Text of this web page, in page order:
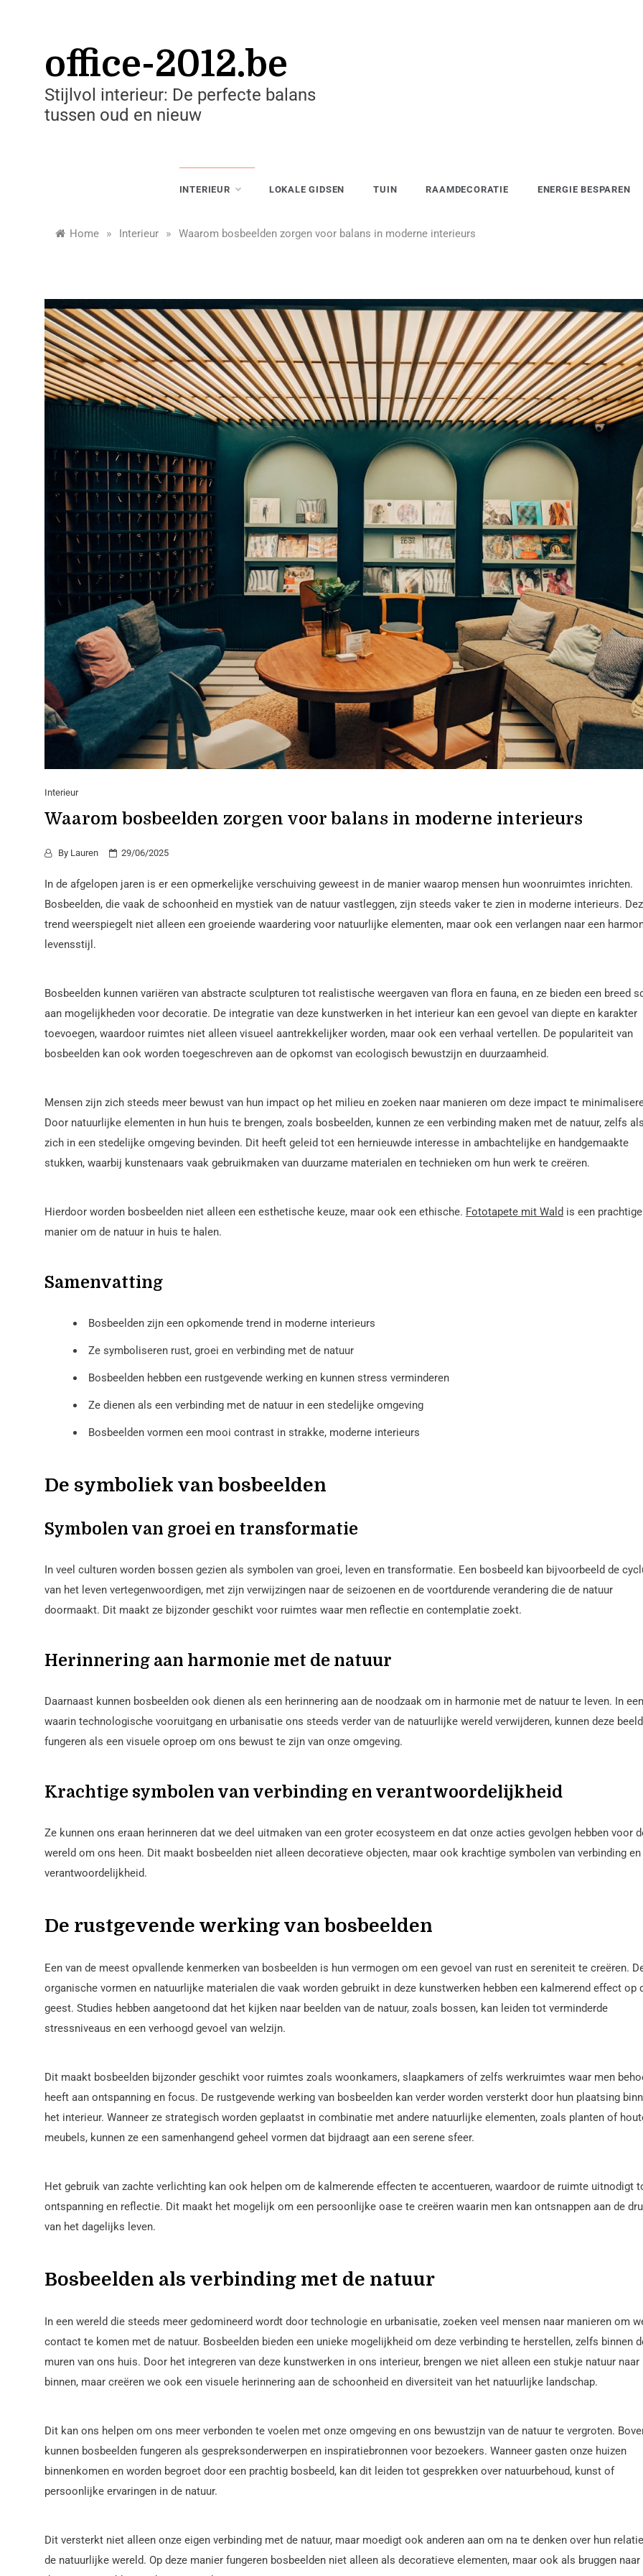
office-2012.be
Stijlvol interieur: De perfecte balans
tussen oud en nieuw
INTERIEUR LOKALE GIDSEN TUIN RAAMDECORATIE ENERGIE BESPAREN
Home » Interieur » Waarom bosbeelden zorgen voor balans in moderne interieurs
Interieur
Waarom bosbeelden zorgen voor balans in moderne interieurs
By Lauren 29/06/2025
In de afgelopen jaren is er een opmerkelijke verschuiving geweest in de manier waarop mensen hun woonruimtes inrichten.
Bosbeelden, die vaak de schoonheid en mystiek van de natuur vastleggen, zijn steeds vaker te zien in moderne interieurs.
trend weerspiegelt niet alleen een groeiende waardering voor natuurlijke elementen, maar ook een verlangen naar een
levensstijl.
Bosbeelden kunnen variëren van abstracte sculpturen tot realistische weergaven van flora en fauna, en ze bieden een breed
aan mogelijkheden voor decoratie. De integratie van deze kunstwerken in het interieur kan een gevoel van diepte en karakter
toevoegen, waardoor ruimtes niet alleen visueel aantrekkelijker worden, maar ook een verhaal vertellen. De populariteit van
bosbeelden kan ook worden toegeschreven aan de opkomst van ecologisch bewustzijn en duurzaamheid.
Mensen zijn zich steeds meer bewust van hun impact op het milieu en zoeken naar manieren om deze impact te
Door natuurlijke elementen in hun huis te brengen, zoals bosbeelden, kunnen ze een verbinding maken met de natuur, zelfs
zich in een stedelijke omgeving bevinden. Dit heeft geleid tot een hernieuwde interesse in ambachtelijke en handgemaakte
stukken, waarbij kunstenaars vaak gebruikmaken van duurzame materialen en technieken om hun werk te creëren.
Hierdoor worden bosbeelden niet alleen een esthetische keuze, maar ook een ethische. Fototapete mit Wald is een prachtige
manier om de natuur in huis te halen.
Samenvatting
Bosbeelden zijn een opkomende trend in moderne interieurs
Ze symboliseren rust, groei en verbinding met de natuur
Bosbeelden hebben een rustgevende werking en kunnen stress verminderen
Ze dienen als een verbinding met de natuur in een stedelijke omgeving
Bosbeelden vormen een mooi contrast in strakke, moderne interieurs
De symboliek van bosbeelden
Symbolen van groei en transformatie
In veel culturen worden bossen gezien als symbolen van groei, leven en transformatie. Een bosbeeld kan bijvoorbeeld de
van het leven vertegenwoordigen, met zijn verwijzingen naar de seizoenen en de voortdurende verandering die de natuur
doormaakt. Dit maakt ze bijzonder geschikt voor ruimtes waar men reflectie en contemplatie zoekt.
Herinnering aan harmonie met de natuur
Daarnaast kunnen bosbeelden ook dienen als een herinnering aan de noodzaak om in harmonie met de natuur te leven. In
waarin technologische vooruitgang en urbanisatie ons steeds verder van de natuurlijke wereld verwijderen, kunnen deze
fungeren als een visuele oproep om ons bewust te zijn van onze omgeving.
Krachtige symbolen van verbinding en verantwoordelijkheid
Ze kunnen ons eraan herinneren dat we deel uitmaken van een groter ecosysteem en dat onze acties gevolgen hebben voor
wereld om ons heen. Dit maakt bosbeelden niet alleen decoratieve objecten, maar ook krachtige symbolen van verbinding en
verantwoordelijkheid.
De rustgevende werking van bosbeelden
Een van de meest opvallende kenmerken van bosbeelden is hun vermogen om een gevoel van rust en sereniteit te creëren.
organische vormen en natuurlijke materialen die vaak worden gebruikt in deze kunstwerken hebben een kalmerend effect op
geest. Studies hebben aangetoond dat het kijken naar beelden van de natuur, zoals bossen, kan leiden tot verminderde
stressniveaus en een verhoogd gevoel van welzijn.
Dit maakt bosbeelden bijzonder geschikt voor ruimtes zoals woonkamers, slaapkamers of zelfs werkruimtes waar men
heeft aan ontspanning en focus. De rustgevende werking van bosbeelden kan verder worden versterkt door hun plaatsing
het interieur. Wanneer ze strategisch worden geplaatst in combinatie met andere natuurlijke elementen, zoals planten of
meubels, kunnen ze een samenhangend geheel vormen dat bijdraagt aan een serene sfeer.
Het gebruik van zachte verlichting kan ook helpen om de kalmerende effecten te accentueren, waardoor de ruimte uitnodigt
ontspanning en reflectie. Dit maakt het mogelijk om een persoonlijke oase te creëren waarin men kan ontsnappen aan de
van het dagelijks leven.
Bosbeelden als verbinding met de natuur
In een wereld die steeds meer gedomineerd wordt door technologie en urbanisatie, zoeken veel mensen naar manieren om
contact te komen met de natuur. Bosbeelden bieden een unieke mogelijkheid om deze verbinding te herstellen, zelfs binnen
muren van ons huis. Door het integreren van deze kunstwerken in ons interieur, brengen we niet alleen een stukje natuur naar
binnen, maar creëren we ook een visuele herinnering aan de schoonheid en diversiteit van het natuurlijke landschap.
Dit kan ons helpen om ons meer verbonden te voelen met onze omgeving en ons bewustzijn van de natuur te vergroten.
kunnen bosbeelden fungeren als gespreksonderwerpen en inspiratiebronnen voor bezoekers. Wanneer gasten onze huizen
binnenkomen en worden begroet door een prachtig bosbeeld, kan dit leiden tot gesprekken over natuurbehoud, kunst of
persoonlijke ervaringen in de natuur.
Dit versterkt niet alleen onze eigen verbinding met de natuur, maar moedigt ook anderen aan om na te denken over hun
de natuurlijke wereld. Op deze manier fungeren bosbeelden niet alleen als decoratieve elementen, maar ook als bruggen naar